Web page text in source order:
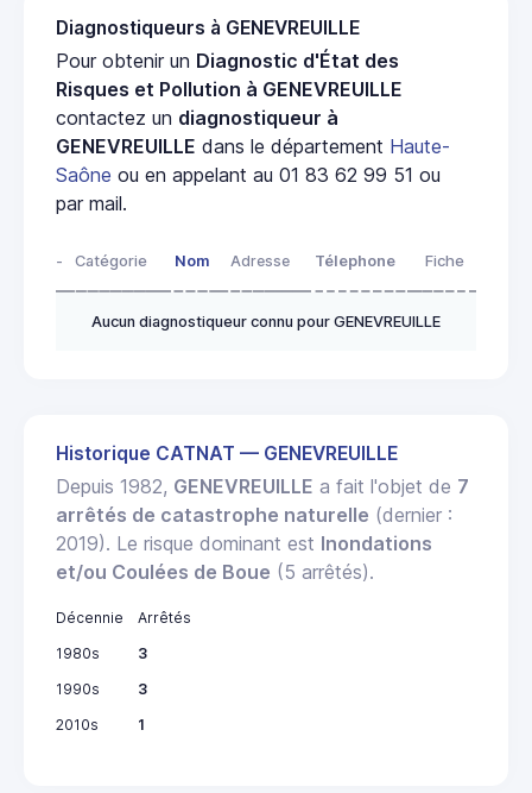
Diagnostiqueurs à GENEVREUILLE
Pour obtenir un Diagnostic d'État des
Risques et Pollution à GENEVREUILLE
contactez un diagnostiqueur à
GENEVREUILLE dans le département Haute-
Saône ou en appelant au 01 83 62 99 51 ou
par mail.
- Catégorie Nom Adresse Télephone Fiche
Aucun diagnostiqueur connu pour GENEVREUILLE
Historique CATNAT — GENEVREUILLE
Depuis 1982, GENEVREUILLE a fait l'objet de 7
arrêtés de catastrophe naturelle (dernier :
2019). Le risque dominant est Inondations
et/ou Coulées de Boue (5 arrêtés).
Décennie
Arrêtés
1980s
3
1990s
3
2010s
1